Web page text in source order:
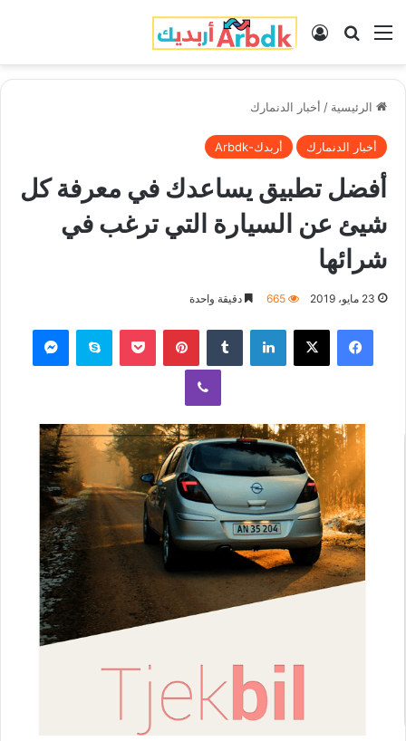
القائمة بحث عنتسجيل الدخول
الرئيسية / أخبار الدنمارك
أخبار الدنمارك أربدك-Arbdk
أفضل تطبيق يساعدك في معرفة كل
شيئ عن السيارة التي ترغب في
شرائها
23 مايو، 2019 665 دقيقة واحدة
فيسبوك لينكدإن بينتيريست سكايب
ڤايبر